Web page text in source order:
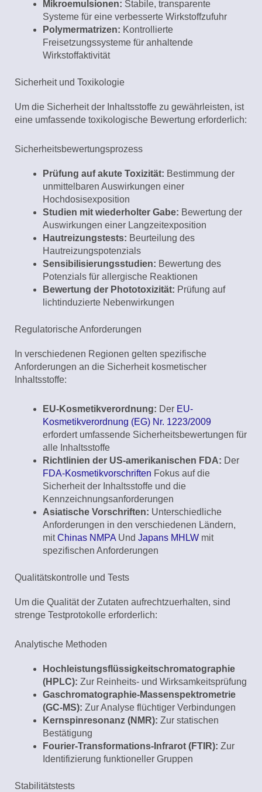
Mikroemulsionen: Stabile, transparente
Systeme für eine verbesserte Wirkstoffzufuhr
Polymermatrizen: Kontrollierte
Freisetzungssysteme für anhaltende
Wirkstoffaktivität
Sicherheit und Toxikologie
Um die Sicherheit der Inhaltsstoffe zu gewährleisten, ist
eine umfassende toxikologische Bewertung erforderlich:
Sicherheitsbewertungsprozess
Prüfung auf akute Toxizität: Bestimmung der
unmittelbaren Auswirkungen einer
Hochdosisexposition
Studien mit wiederholter Gabe: Bewertung der
Auswirkungen einer Langzeitexposition
Hautreizungstests: Beurteilung des
Hautreizungspotenzials
Sensibilisierungsstudien: Bewertung des
Potenzials für allergische Reaktionen
Bewertung der Phototoxizität: Prüfung auf
lichtinduzierte Nebenwirkungen
Regulatorische Anforderungen
In verschiedenen Regionen gelten spezifische
Anforderungen an die Sicherheit kosmetischer
Inhaltsstoffe:
EU-Kosmetikverordnung: Der EU-
Kosmetikverordnung (EG) Nr. 1223/2009
erfordert umfassende Sicherheitsbewertungen für
alle Inhaltsstoffe
Richtlinien der US-amerikanischen FDA: Der
FDA-Kosmetikvorschriften Fokus auf die
Sicherheit der Inhaltsstoffe und die
Kennzeichnungsanforderungen
Asiatische Vorschriften: Unterschiedliche
Anforderungen in den verschiedenen Ländern,
mitChinas NMPA Und Japans MHLW mit
spezifischen Anforderungen
Qualitätskontrolle und Tests
Um die Qualität der Zutaten aufrechtzuerhalten, sind
strenge Testprotokolle erforderlich:
Analytische Methoden
Hochleistungsflüssigkeitschromatographie
(HPLC): Zur Reinheits- und Wirksamkeitsprüfung
Gaschromatographie-Massenspektrometrie
(GC-MS): Zur Analyse flüchtiger Verbindungen
Kernspinresonanz (NMR): Zur statischen
Bestätigung
Fourier-Transformations-Infrarot (FTIR): Zur
Identifizierung funktioneller Gruppen
Stabilitätstests